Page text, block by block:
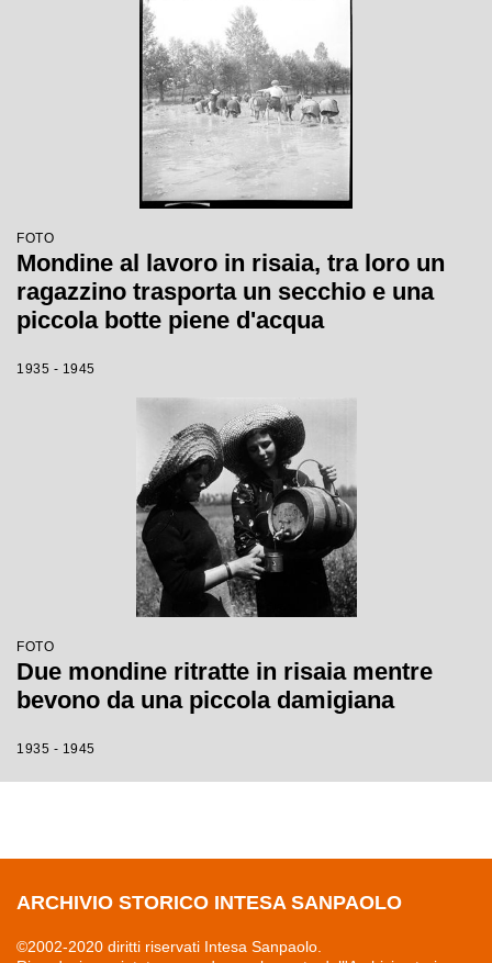
FOTO
Mondine al lavoro in risaia, tra loro un
ragazzino trasporta un secchio e una
piccola botte piene d'acqua
1935 - 1945
FOTO
Due mondine ritratte in risaia mentre
bevono da una piccola damigiana
1935 - 1945
ARCHIVIO STORICO INTESA SANPAOLO
©2002-2020 diritti riservati Intesa Sanpaolo.